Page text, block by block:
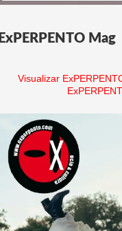
ExPERPENTO Mag
Visualizar